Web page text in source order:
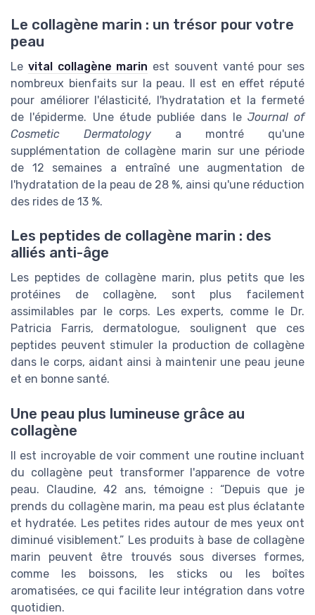
Le collagène marin : un trésor pour votre
peau
Le vital collagène marin est souvent vanté pour ses
nombreux bienfaits sur la peau. Il est en effet réputé
pour améliorer l'élasticité, l'hydratation et la fermeté
de l'épiderme. Une étude publiée dans le Journal of
Cosmetic Dermatology a montré qu'une
supplémentation de collagène marin sur une période
de 12 semaines a entraîné une augmentation de
l'hydratation de la peau de 28 %, ainsi qu'une réduction
des rides de 13 %.
Les peptides de collagène marin : des
alliés anti-âge
Les peptides de collagène marin, plus petits que les
protéines de collagène, sont plus facilement
assimilables par le corps. Les experts, comme le Dr.
Patricia Farris, dermatologue, soulignent que ces
peptides peuvent stimuler la production de collagène
dans le corps, aidant ainsi à maintenir une peau jeune
et en bonne santé.
Une peau plus lumineuse grâce au
collagène
Il est incroyable de voir comment une routine incluant
du collagène peut transformer l'apparence de votre
peau. Claudine, 42 ans, témoigne : “Depuis que je
prends du collagène marin, ma peau est plus éclatante
et hydratée. Les petites rides autour de mes yeux ont
diminué visiblement.” Les produits à base de collagène
marin peuvent être trouvés sous diverses formes,
comme les boissons, les sticks ou les boîtes
aromatisées, ce qui facilite leur intégration dans votre
quotidien.